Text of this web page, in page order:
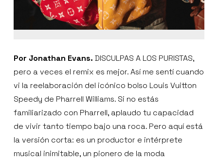
Por Jonathan Evans. DISCULPAS A LOS PURISTAS,
pero a veces el remix es mejor. Así me sentí cuando
vi la reelaboración del icónico bolso Louis Vuitton
Speedy de Pharrell Williams. Si no estás
familiarizado con Pharrell, aplaudo tu capacidad
de vivir tanto tiempo bajo una roca. Pero aquí está
la versión corta: es un productor e intérprete
musical inimitable, un pionero de la moda